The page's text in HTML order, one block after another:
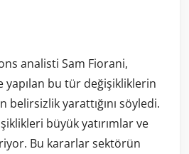
analisti Sam Fiorani,
bu tür değişikliklerin
yarattığını söyledi.
büyük yatırımlar ve
Bu kararlar sektörün